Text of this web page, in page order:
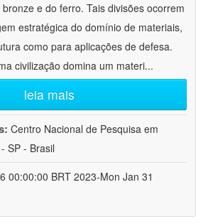
e do ferro. Tais divisões ocorrem
estratégica do domínio de materiais,
como para aplicações de defesa.
civilização domina um materi...
leia mais
Centro Nacional de Pesquisa em
SP - Brasil
00:00:00 BRT 2023-Mon Jan 31